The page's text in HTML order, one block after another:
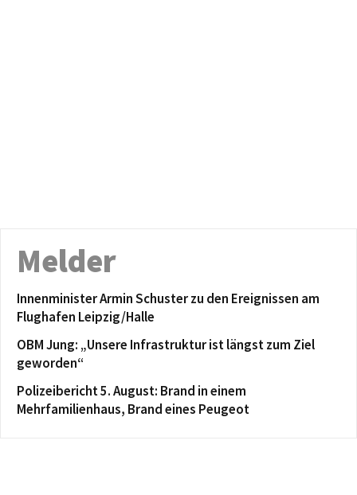
Melder
Innenminister Armin Schuster zu den Ereignissen am
Flughafen Leipzig/Halle
OBM Jung: „Unsere Infrastruktur ist längst zum Ziel
geworden“
Polizeibericht 5. August: Brand in einem
Mehrfamilienhaus, Brand eines Peugeot